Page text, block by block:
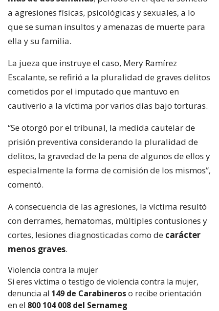
a agresiones físicas, psicológicas y sexuales, a lo
que se suman insultos y amenazas de muerte para
ella y su familia.
La jueza que instruye el caso, Mery Ramírez
Escalante, se refirió a la pluralidad de graves delitos
cometidos por el imputado que mantuvo en
cautiverio a la víctima por varios días bajo torturas.
“Se otorgó por el tribunal, la medida cautelar de
prisión preventiva considerando la pluralidad de
delitos, la gravedad de la pena de algunos de ellos y
especialmente la forma de comisión de los mismos”,
comentó.
A consecuencia de las agresiones, la víctima resultó
con derrames, hematomas, múltiples contusiones y
cortes, lesiones diagnosticadas como de carácter
menos graves.
Violencia contra la mujer
Si eres víctima o testigo de violencia contra la mujer,
denuncia al 149 de Carabineroso recibe orientación
en el 800 104 008 del Sernameg